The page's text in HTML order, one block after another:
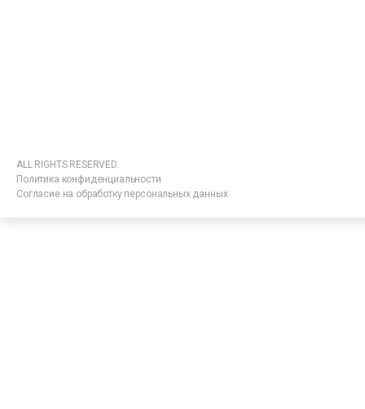
ALL RIGHTS RESERVED.
Политика конфиденциальности
Согласие на обработку персональных данных